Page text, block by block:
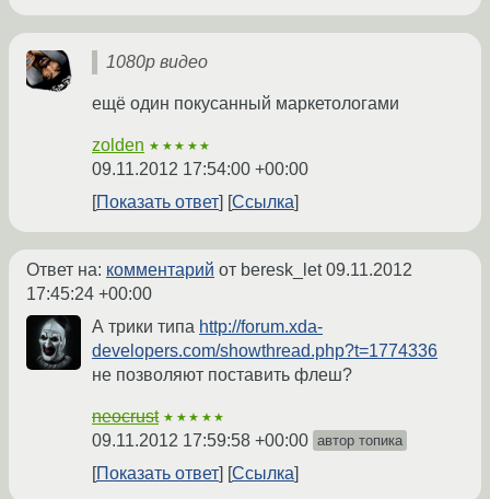
1080p видео
ещё один покусанный маркетологами
zolden ★★★★★
09.11.2012 17:54:00 +00:00
Показать ответ
Ссылка
Ответ на: комментарий от beresk_let09.11.2012
17:45:24 +00:00
А трики типа http://forum.xda-
developers.com/showthread.php?t=1774336
не позволяют поставить флеш?
neocrust ★★★★★
09.11.2012 17:59:58 +00:00 автор топика
Показать ответ Ссылка